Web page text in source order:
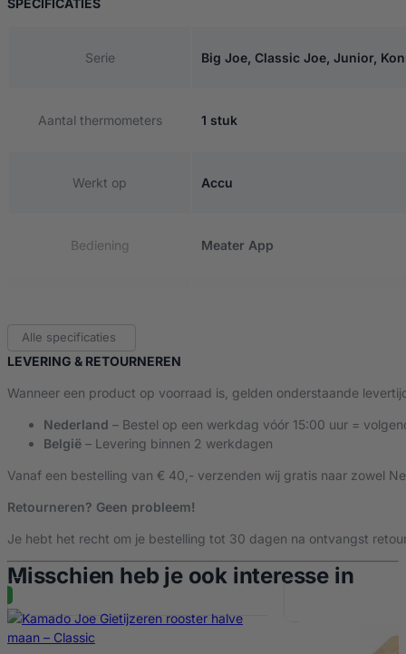
SPECIFICATIES
Serie Big Joe, Classic Joe, Junior,
Aantal thermometers 1 stuk
Werkt op Accu
Bediening Meater App
Waterdicht
Vaatwasbestendig Ja
Fabrikantcode RTN-MT-MP201
Alle specificaties
LEVERING & RETOURNEREN
Wanneer een product op voorraad is, gelden onderstaande
Nederland – Bestel op een werkdag vóór 15:00 uur =
België – Levering binnen 2 werkdagen
Vanaf een bestelling van € 40,- verzenden wij gratis naar zowel
Retourneren? Geen probleem!
Je hebt het recht om je bestelling tot 30 dagen na ontvangst
Misschien heb je ook interesse in